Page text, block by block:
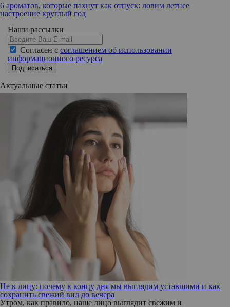
6 ароматов, которые пахнут как отпуск: ловим летнее
настроение круглый год
Наши рассылки
Согласен с соглашением об использовании
информационного ресурса
Подписаться
Актуальные статьи
Не к лицу: почему к концу дня мы выглядим уставшими и как
сохранить свежий вид до вечера
Утром, как правило, наше лицо выглядит свежим и